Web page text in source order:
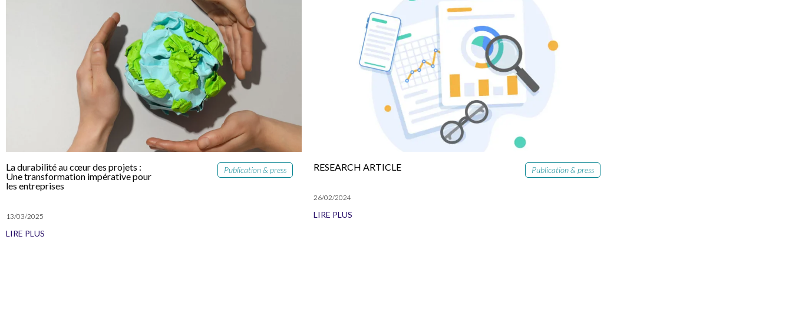
La durabilité au cœur des projets :
Une transformation impérative pour
les entreprises
Publication & press
13/03/2025
LIRE PLUS
RESEARCH ARTICLE Publication & press
26/02/2024
LIRE PLUS